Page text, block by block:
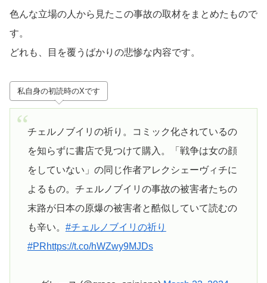
色んな立場の人から見たこの事故の取材をまとめたもので
す。
どれも、目を覆うばかりの悲惨な内容です。
私自身の初読時のXです
チェルノブイリの祈り。コミック化されているの
を知らずに書店で見つけて購入。「戦争は女の顔
をしていない」の同じ作者アレクシェーヴィチに
よるもの。チェルノブイリの事故の被害者たちの
末路が日本の原爆の被害者と酷似していて読むの
も辛い。 #チェルノブイリの祈り
#PRhttps://t.co/hWZwy9MJDs